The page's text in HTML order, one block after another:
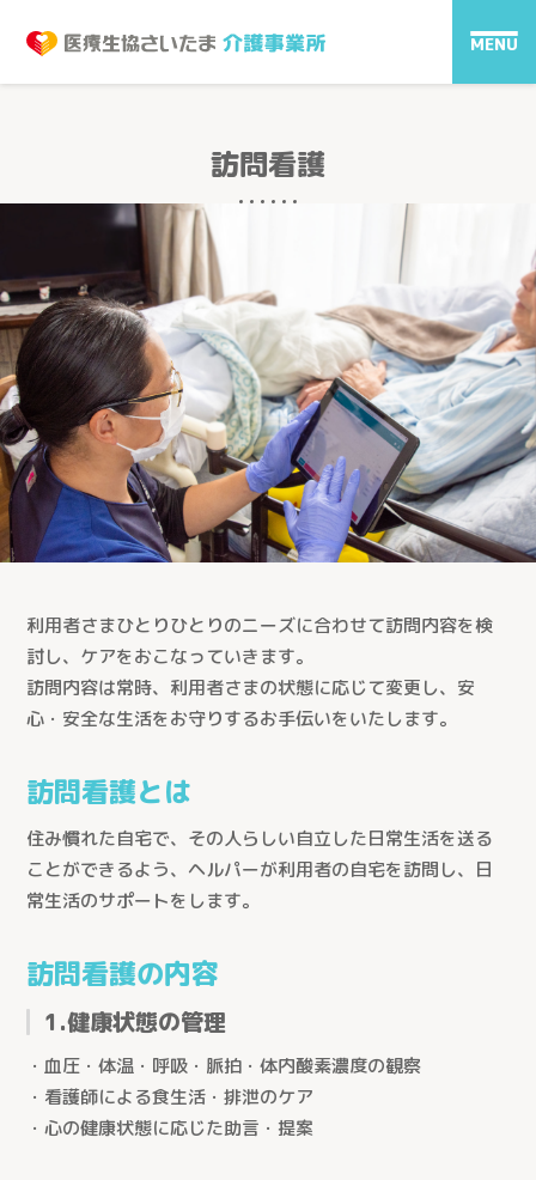
MENU
訪問看護
利用者さまひとりひとりのニーズに合わせて訪問内容を検
討し、ケアをおこなっていきます。
訪問内容は常時、利用者さまの状態に応じて変更し、安
心・安全な生活をお守りするお手伝いをいたします。
訪問看護とは
住み慣れた自宅で、その人らしい自立した日常生活を送る
ことができるよう、ヘルパーが利用者の自宅を訪問し、日
常生活のサポートをします。
訪問看護の内容
1.健康状態の管理
・血圧・体温・呼吸・脈拍・体内酸素濃度の観察
・看護師による食生活・排泄のケア
・心の健康状態に応じた助言・提案